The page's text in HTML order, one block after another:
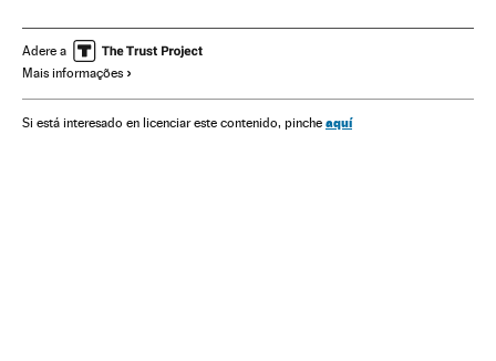
Sistema educativo Doenças
Delitos Medicina
Sociedade Coexistência escolar Comunidade educativa
Adere a
Mais informações
Si está interesado en licenciar este contenido, pinche aquí